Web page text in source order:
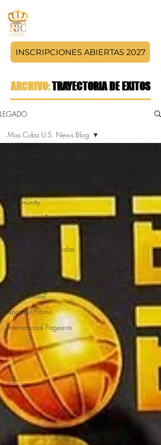
INSCRIPCIONES ABIERTAS 2027
ARCHIVO:TRAYECTORIA DE EXITOS
LEGADO
Community
Fashion and Beauty
Charitable Causes
Red Carpet and Galas
Parade
Media
Press Release
Sponsor Promo
International Pageants
Miss Cuba U.S. News Blog